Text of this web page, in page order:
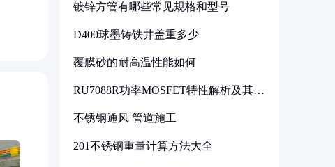
镀锌方管有哪些常见规格和型号
D400球墨铸铁井盖重多少
覆膜砂的耐高温性能如何
RU7088R功率MOSFET特性解析及其在
不锈钢通风 管道施工
201不锈钢重量计算方法大全